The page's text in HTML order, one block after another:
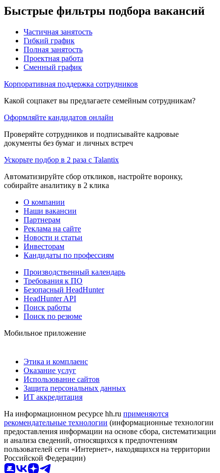
Быстрые фильтры подбора вакансий
Частичная занятость
Гибкий график
Полная занятость
Проектная работа
Сменный график
Корпоративная поддержка сотрудников
Какой соцпакет вы предлагаете семейным сотрудникам?
Оформляйте кандидатов онлайн
Проверяйте сотрудников и подписывайте кадровые
документы без бумаг и личных встреч
Ускорьте подбор в 2 раза с Talantix
Автоматизируйте сбор откликов, настройте воронку,
собирайте аналитику в 2 клика
О компании
Наши вакансии
Партнерам
Реклама на сайте
Новости и статьи
Инвесторам
Кандидаты по профессиям
Производственный календарь
Требования к ПО
Безопасный HeadHunter
HeadHunter API
Поиск работы
Поиск по резюме
Мобильное приложение
Этика и комплаенс
Оказание услуг
Использование сайтов
Защита персональных данных
ИТ аккредитация
На информационном ресурсе hh.ru применяются
рекомендательные технологии (информационные технологии
предоставления информации на основе сбора, систематизации
и анализа сведений, относящихся к предпочтениям
пользователей сети «Интернет», находящихся на территории
Российской Федерации)